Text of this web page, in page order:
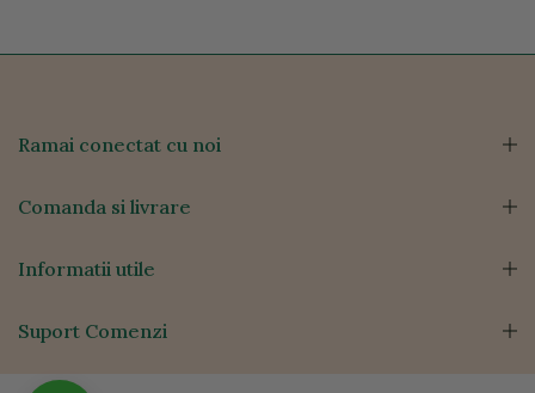
Ramai conectat cu noi
Comanda si livrare
Informatii utile
Suport Comenzi